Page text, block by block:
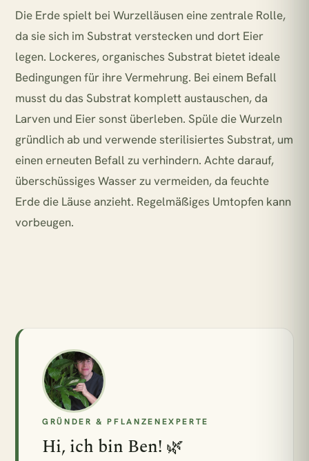
Die Erde spielt bei Wurzelläusen eine zentrale Rolle,
da sie sich im Substrat verstecken und dort Eier
legen. Lockeres, organisches Substrat bietet ideale
Bedingungen für ihre Vermehrung. Bei einem Befall
musst du das Substrat komplett austauschen, da
Larven und Eier sonst überleben. Spüle die Wurzeln
gründlich ab und verwende sterilisiertes Substrat, um
einen erneuten Befall zu verhindern. Achte darauf,
überschüssiges Wasser zu vermeiden, da feuchte
Erde die Läuse anzieht. Regelmäßiges Umtopfen kann
vorbeugen.
GRÜNDER & PFLANZENEXPERTE
Hi, ich bin Ben! 🌿